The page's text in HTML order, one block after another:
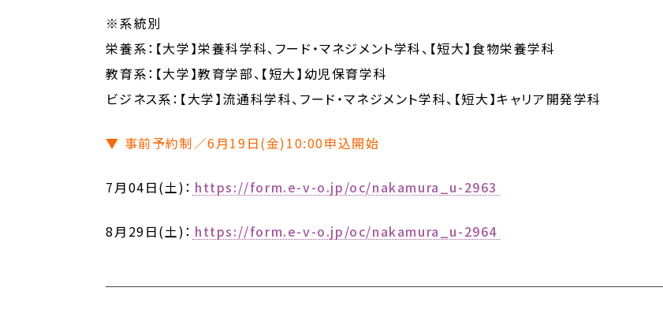
※系統別
栄養系：【大学】栄養科学科、フード・マネジメント学科、【短大】食物栄養学科
教育系：【大学】教育学部、【短大】幼児保育学科
ビジネス系：【大学】流通科学科、フード・マネジメント学科、【短大】キャリア開発学科
▼ 事前予約制／6月19日(金)10:00申込開始
7月04日(土)： https://form.e-v-o.jp/oc/nakamura_u-2963
8月29日(土)： https://form.e-v-o.jp/oc/nakamura_u-2964